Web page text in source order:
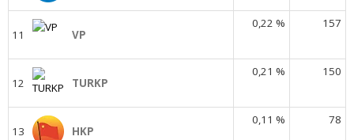
11 VP
0,22 % 157
12 TURKP
0,21 % 150
13 HKP
0,11 % 78